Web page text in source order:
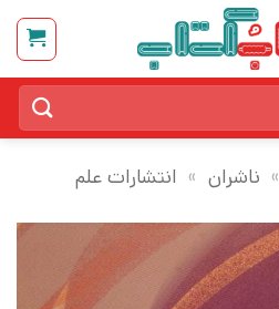
» ناشران » انتشارات علم